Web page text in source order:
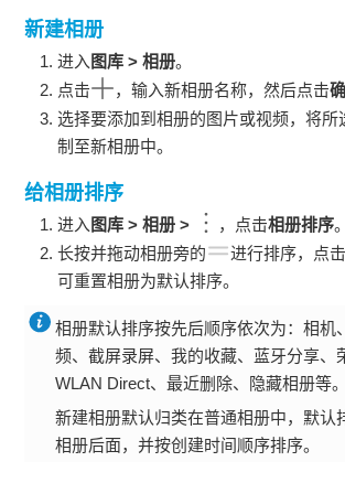
新建相册
进入 图库 >相册。
点击
，输入新相册名称，然后点击
选择要添加到相册的图片或视频，将所
制至新相册中。
给相册排序
进入 图库 >相册 > ，点击相册排序。
长按并拖动相册旁的
进行排序，点
可重置相册为默认排序。
相册默认排序按先后顺序依次为：相机
频、截屏录屏、我的收藏、蓝牙分享、
WLAN Direct、最近删除、隐藏相册等。
新建相册默认归类在普通相册中，默认
相册后面，并按创建时间顺序排序。